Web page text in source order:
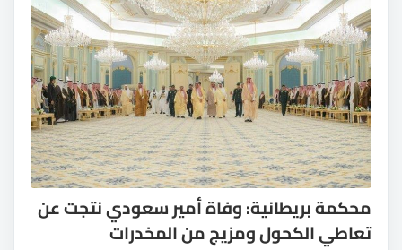
محكمة بريطانية: وفاة أمير سعودي نتجت عن
تعاطي الكحول ومزيج من المخدرات